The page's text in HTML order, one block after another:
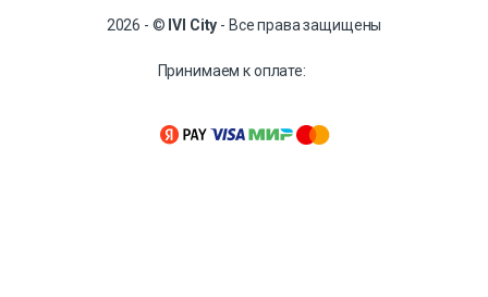
2026 - © IVI City - Все права защищены
Принимаем к оплате: